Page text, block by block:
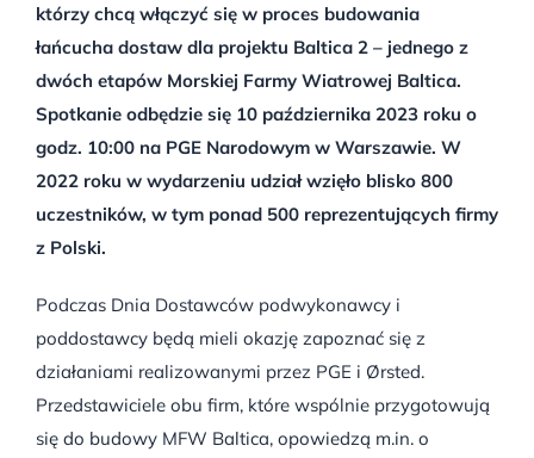
którzy chcą włączyć się w proces budowania
łańcucha dostaw dla projektu Baltica 2 – jednego z
dwóch etapów Morskiej Farmy Wiatrowej Baltica.
Spotkanie odbędzie się 10 października 2023 roku o
godz. 10:00 na PGE Narodowym w Warszawie. W
2022 roku w wydarzeniu udział wzięło blisko 800
uczestników, w tym ponad 500 reprezentujących firmy
z Polski.
Podczas Dnia Dostawców podwykonawcy i
poddostawcy będą mieli okazję zapoznać się z
działaniami realizowanymi przez PGE i Ørsted.
Przedstawiciele obu firm, które wspólnie przygotowują
się do budowy MFW Baltica, opowiedzą m.in. o